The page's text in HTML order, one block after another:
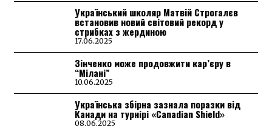
Український школяр Матвій Строгалєв
встановив новий світовий рекорд у
стрибках з жердиною
17.06.2025
Зінченко може продовжити кар’єру в
“Мілані”
10.06.2025
Українська збірна зазнала поразки від
Канади на турнірі «Canadian Shield»
08.06.2025